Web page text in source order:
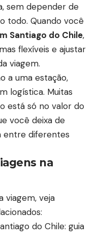
sem depender de
todo. Quando você
Santiago do Chile,
flexíveis e ajustar
viagem.
a uma estação,
logística. Muitas
está só no valor do
você deixa de
entre diferentes
na
viagem, veja
do Chile: guia